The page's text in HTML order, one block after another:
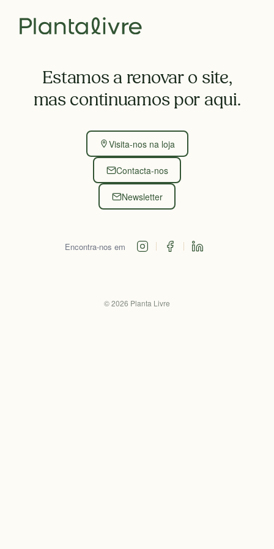
Estamos a renovar o site,
mas continuamos por aqui.
Visita-nos na loja
Contacta-nos
Newsletter
Encontra-nos em
©2026 Planta Livre